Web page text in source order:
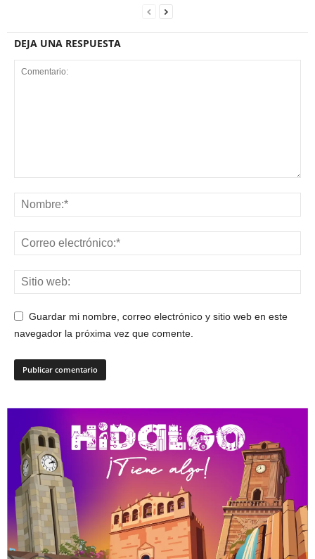
DEJA UNA RESPUESTA
Guardar mi nombre, correo electrónico y sitio web en este
navegador la próxima vez que comente.